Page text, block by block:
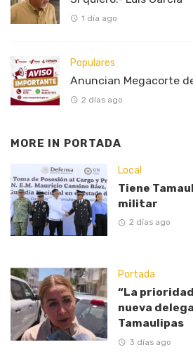
1 día ago
Populares
Anuncian Megacorte
2 días ago
MORE IN PORTADA
Local
Tiene
militar
2 días ago
Portada
“La
nueva
Tamaulipas
3 días ago